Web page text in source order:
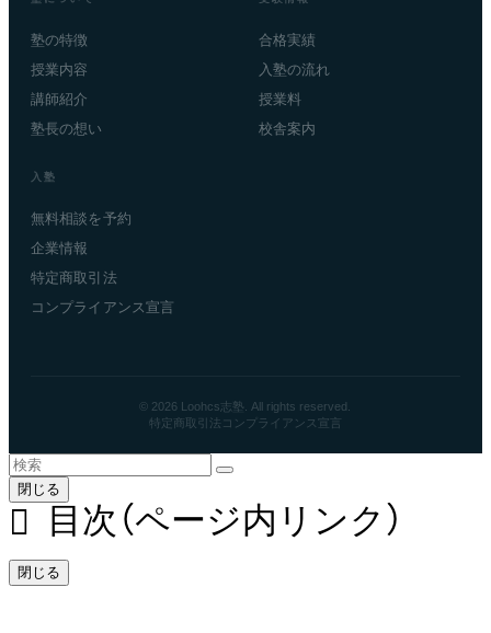
塾の特徴
授業内容
講師紹介
塾長の想い
合格実績
入塾の流れ
授業料
校舎案内
入塾
無料相談を予約
企業情報
特定商取引法
コンプライアンス宣言
© 2026 Loohcs志塾. All rights reserved.
特定商取引法 コンプライアンス宣言
閉じる
目次（ページ内リンク）
閉じる